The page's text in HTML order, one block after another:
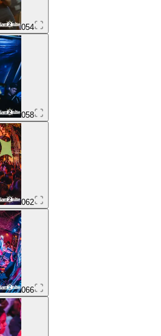
054
058
062
066